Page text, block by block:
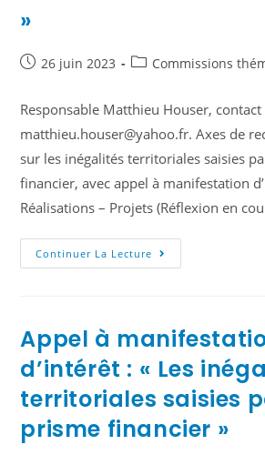
»
26 juin 2023 Commissions
Responsable Matthieu Houser, contact
matthieu.houser@yahoo.fr. Axes de
sur les inégalités territoriales saisies
financier, avec appel à manifestation
Réalisations – Projets (Réflexion en
Continuer La Lecture
Appel à
d’intérêt : « Les
territoriales saisies
prisme financier »